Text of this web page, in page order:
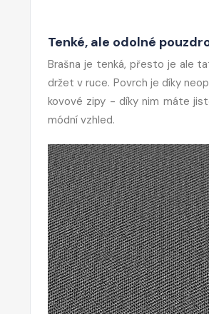
Tenké, ale odolné
Brašna je tenká, přesto je ale
držet v ruce. Povrch je díky
kovové zipy - díky nim máte
módní vzhled.